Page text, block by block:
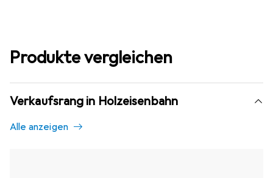
Produkte vergleichen
Verkaufsrang in Holzeisenbahn
Alle anzeigen